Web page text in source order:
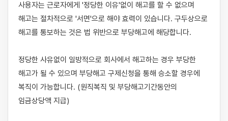
사용자는 근로자에게 '정당한 이유'없이 해고를 할 수 없으며
해고는 절차적으로 '서면'으로 해야 효력이 있습니다. 구두상으로
해고를 통보하는 것은 법 위반으로 부당해고에 해당합니다.
정당한 사유없이 일방적으로 회사에서 해고하는 경우 부당한
해고가 될 수 있으며 부당해고 구제신청을 통해 승소할 경우에
복직이 가능합니다. (원직복직 및 부당해고기간동안의
임금상당액 지급)